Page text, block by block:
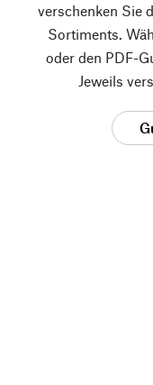
verschenken Sie
Sortiments.
oder den PDF-
Jeweils